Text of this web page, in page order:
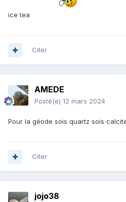
ice tea
Citer
AMEDE
Posté(e) 12 mars 2024
Pour la géode sois quartz sois
Citer
jojo38